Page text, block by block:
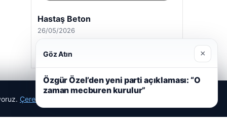
Hastaş Beton
26/05/2026
Çerez Politikamız
Göz Atın ×
Özgür Özel’den yeni parti açıklaması: “O
zaman mecburen kurulur”